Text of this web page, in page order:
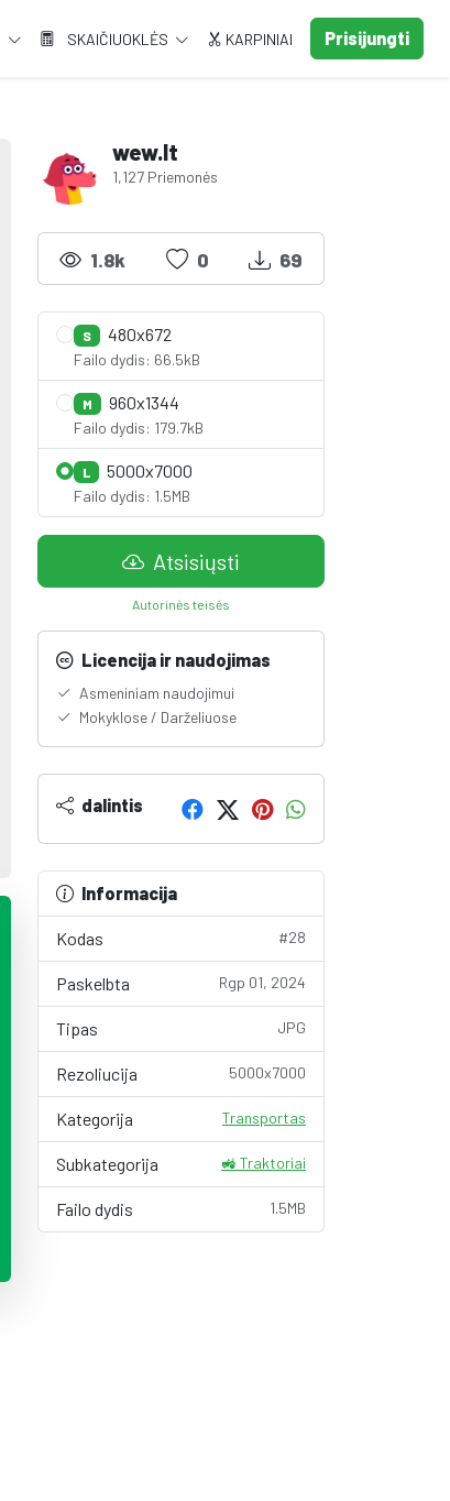
SKAIČIUOKLĖS KARPINIAI Prisijungti
wew.lt
1,127 Priemonės
1.8k 0 69
S 480x672
Failo dydis: 66.5kB
M 960x1344
Failo dydis: 179.7kB
L 5000x7000
Failo dydis: 1.5MB
Atsisiųsti
Autorinės teisės
Licencija ir naudojimas
Asmeniniam naudojimui
Mokyklose / Darželiuose
dalintis
Informacija
Kodas #28
Paskelbta Rgp 01, 2024
Tipas JPG
Rezoliucija 5000x7000
Kategorija Transportas
Subkategorija 🚜 Traktoriai
Failo dydis 1.5MB